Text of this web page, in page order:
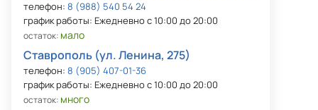
телефон: 8 (988) 540 54 24
график работы: Ежедневно с 10:00 до 20:00
остаток: мало
Ставрополь (ул. Ленина, 275)
телефон: 8 (905) 407-01-36
график работы: Ежедневно с 10:00 до 20:00
остаток: много